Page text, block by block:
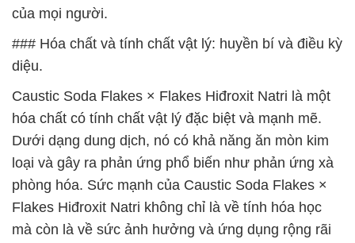
của mọi người.
### Hóa chất và tính chất vật lý: huyền bí và điều kỳ
diệu.
Caustic Soda Flakes × Flakes Hiđroxit Natri là một
hóa chất có tính chất vật lý đặc biệt và mạnh mẽ.
Dưới dạng dung dịch, nó có khả năng ăn mòn kim
loại và gây ra phản ứng phổ biến như phản ứng xà
phòng hóa. Sức mạnh của Caustic Soda Flakes ×
Flakes Hiđroxit Natri không chỉ là về tính hóa học
mà còn là về sức ảnh hưởng và ứng dụng rộng rãi